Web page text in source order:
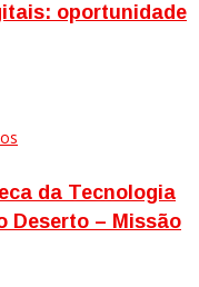
oportunidade
da Tecnologia
Deserto – Missão